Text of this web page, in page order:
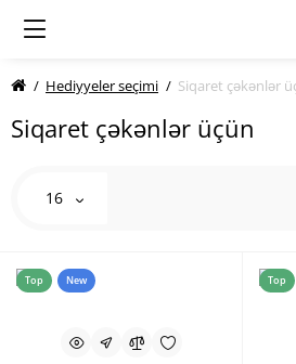
Hediyyeler seçimi Siqaret çəkənlər
Siqaret çəkənlər üçün
16
Top New Top